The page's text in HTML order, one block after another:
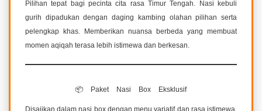
Pilihan tepat bagi pecinta cita rasa Timur Tengah. Nasi kebuli
gurih dipadukan dengan daging kambing olahan pilihan serta
pelengkap khas. Memberikan nuansa berbeda yang membuat
momen aqiqah terasa lebih istimewa dan berkesan.
📦 Paket Nasi Box Eksklusif
Disajikan dalam nasi box dengan menu variatif dan rasa istimewa.